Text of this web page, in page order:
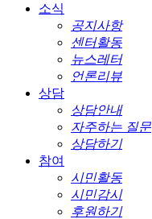
소식
공지사항
센터활동
뉴스레터
언론리뷰
상담
상담안내
자주하는 질문
상담하기
참여
시민활동
시민감시
후원하기